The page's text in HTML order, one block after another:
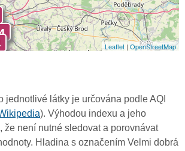
Leaflet | OpenStreetMap
jednotlivé látky je určována podle AQI
). Výhodou indexu a jeho
že není nutné sledovat a porovnávat
Hladina s označením Velmi dobrá